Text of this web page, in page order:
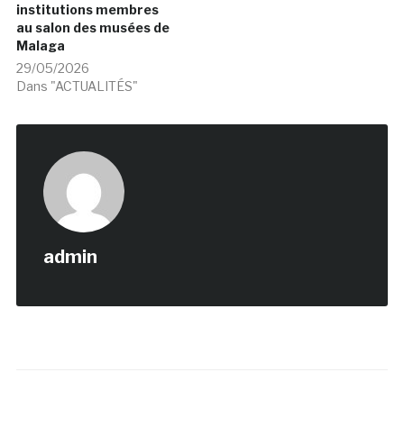
institutions membres
au salon des musées de
Malaga
29/05/2026
Dans "ACTUALITÉS"
admin